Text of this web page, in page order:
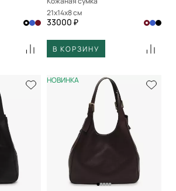
21x14x8 см
33000 ₽
В КОРЗИНУ
НОВИНКА